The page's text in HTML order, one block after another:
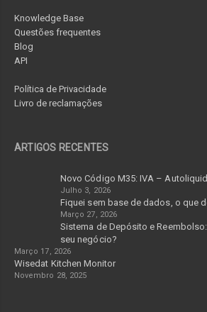
Knowledge Base
Questões frequentes
Blog
API
Política de Privacidade
Livro de reclamações
ARTIGOS RECENTES
Novo Código M35: IVA –
Julho 3, 2026
Fiquei sem base de dados, o que
Março 27, 2026
Sistema de Depósito e
seu negócio?
Março 17, 2026
Wisedat Kitchen Monitor
Novembro 28, 2025